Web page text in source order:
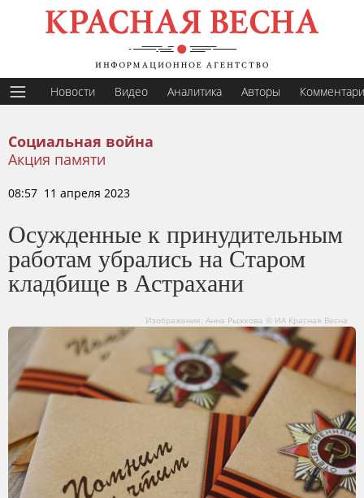
Новости Видео Аналитика Авторы
Социальная война
Акция памяти
08:57 11 апреля 2023
Осужденные к принудительным
работам убрались на Старом
кладбище в Астрахани
Изображение: Анна Рыжкова © ИА Красная Весна